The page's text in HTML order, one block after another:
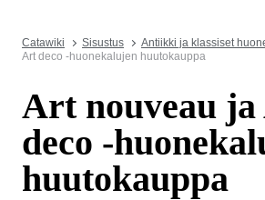
Catawiki Sisustus Antiikki ja klassiset
Art deco -huonekalujen huutokauppa
Art nouveau
deco -
huutokauppa